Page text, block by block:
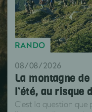
RANDO
08/08/2026
La montagne
l’été, au risque
C’est la question